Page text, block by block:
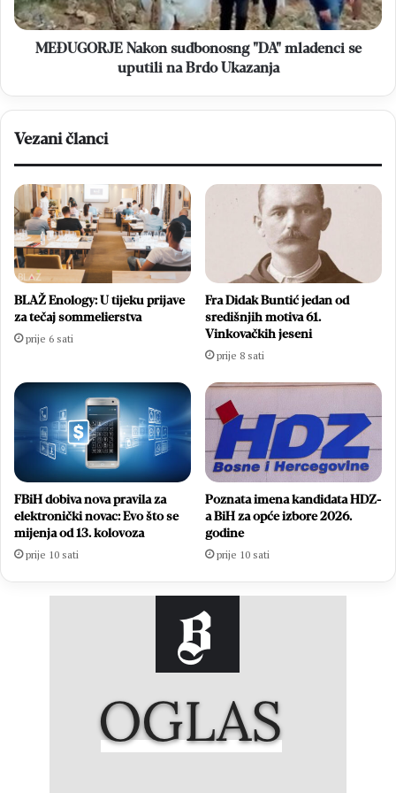
na
Brdo
Ukazanja
MEĐUGORJE Nakon sudbonosng "DA" mladenci se
uputili na Brdo Ukazanja
Vezani članci
BLAŽ Enology: U tijeku prijave
za tečaj sommelierstva
prije 6 sati
Fra Didak Buntić jedan od
središnjih motiva 61.
Vinkovačkih jeseni
prije 8 sati
FBiH dobiva nova pravila za
elektronički novac: Evo što se
mijenja od 13. kolovoza
prije 10 sati
Poznata imena kandidata HDZ-
a BiH za opće izbore 2026.
godine
prije 10 sati